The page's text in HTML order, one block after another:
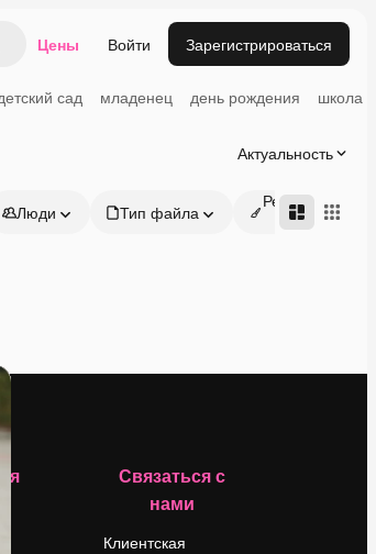
изображению
Цены Войти Зарегистрироваться
сад младенец день рождения школа
Актуальность
Люди Тип файла
Редактируемые
онлайн
Связаться с
нами
Клиентская